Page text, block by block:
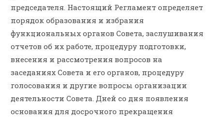
председателя. Настоящий Регламент определяет
порядок образования и избрания
функциональных органов Совета, заслушивания
отчетов об их работе, процедуру подготовки,
внесения и рассмотрения вопросов на
заседаниях Совета и его органов, процедуру
голосования и другие вопросы организации
деятельности Совета. Дней со дня появления
основания для досрочного прекращения